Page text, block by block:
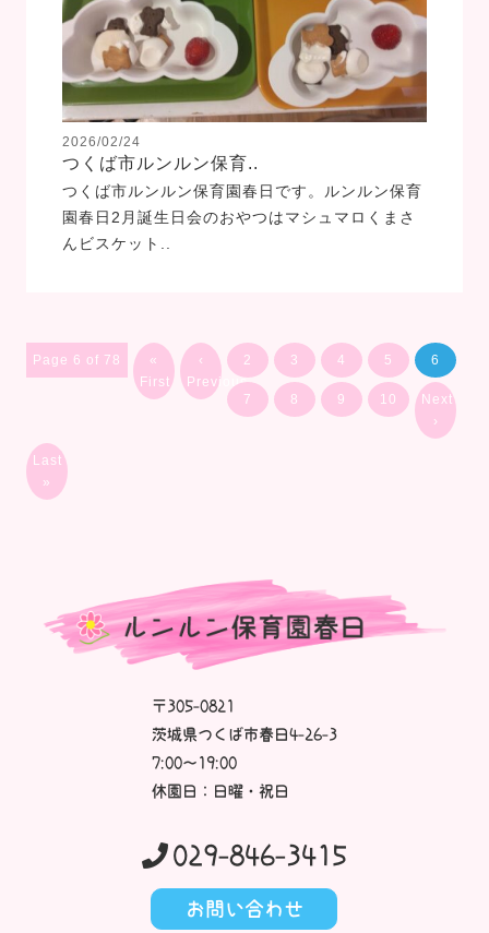
2026/02/24
つくば市ルンルン保育..
つくば市ルンルン保育園春日です。ルンルン保育
園春日2月誕生日会のおやつはマシュマロくまさ
んビスケット..
Page 6 of 78
«
First
‹
Previous
2 3 4 5 6
7 8 9 10
Next
›
Last
»
〒305-0821
茨城県つくば市春日4-26-3
7:00～19:00
休園日：日曜・祝日
029-846-3415
お問い合わせ